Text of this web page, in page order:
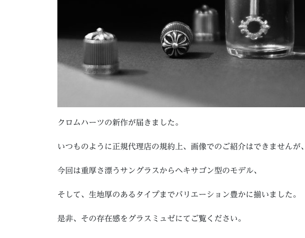
クロムハーツの新作が届きました。
いつものように正規代理店の規約上、画像でのご紹介はできませんが、
今回は重厚さ漂うサングラスからヘキサゴン型のモデル、
そして、生地厚のあるタイプまでバリエーション豊かに揃いました。
是非、その存在感をグラスミュゼにてご覧ください。